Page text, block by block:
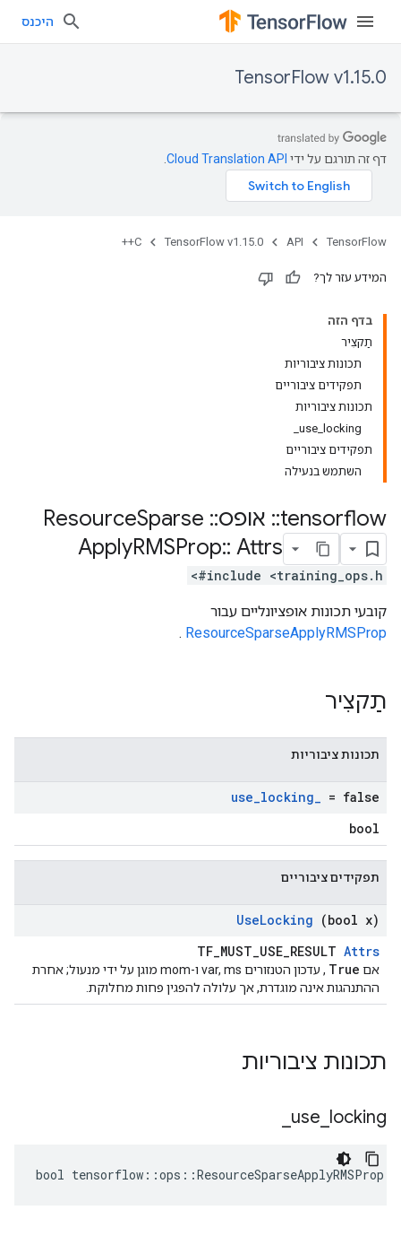
היכנס
TensorFlow v1.15.0
דף זה תורגם על ידי Cloud Translation API
TensorFlow
API
TensorFlow v1.15.0
C++
המידע עזר לך?
בדף הזה
תַקצִיר
תכונות ציבוריות
תפקידים ציבוריים
תכונות ציבוריות
use_locking_
תפקידים ציבוריים
השתמש בנעילה
tensorflow
:: אופס::
Sparse
ApplyRMSProp:: Attrs
#include <training_ops.h>
קובעי תכונות אופציונליים עבור
ResourceSparseApplyRMSProp
.
תַקצִיר
תכונות ציבוריות
use_locking_ = false
bool
תפקידים ציבוריים
UseLocking (bool x)
TF_MUST_USE_RESULT Attrs
אם True
, עדכון הטנזורים var, ms ו-mom מוגן על ידי מנעול; אחרת
ההתנהגות אינה מוגדרת, אך עלולה להפגין פחות מחלוקת.
תכונות ציבוריות
use locking
bool